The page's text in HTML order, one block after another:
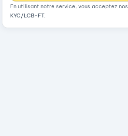
En utilisant notre service, vous acceptez nos
KYC/LCB-FT.